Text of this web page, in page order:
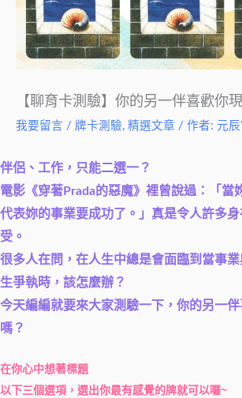
【聊育卡測驗】你的另一伴喜歡你
我要留言 / 牌卡測驗, 精選文章 / 作者: 元
伴侶、工作，只能二選一？
電影《穿著Prada的惡魔》裡曾說過：「當
代表妳的事業要成功了。」真是令人許多
受。
很多人在問，在人生中總是會面臨到當事
生爭執時，該怎麼辦？
今天編編就要來大家測驗一下，你的另一
嗎？
在你心中想著標題
以下三個選項，選出你最有感覺的牌就可以囉~